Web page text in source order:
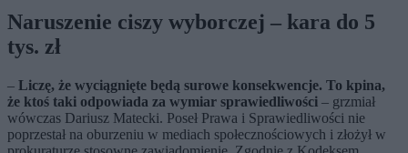
Naruszenie ciszy wyborczej – kara do 5
tys. zł
– Liczę, że wyciągnięte będą surowe konsekwencje. To kpina,
że ktoś taki odpowiada za wymiar sprawiedliwości – grzmiał
wówczas Dariusz Matecki. Poseł Prawa i Sprawiedliwości nie
poprzestał na oburzeniu w mediach społecznościowych i złożył w